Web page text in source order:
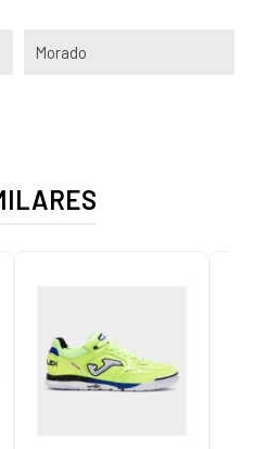
Morado